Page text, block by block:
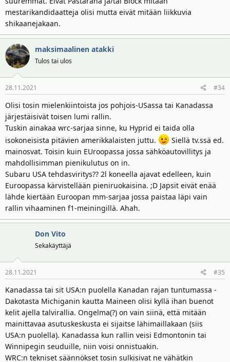
mestarikandidaatteja olisi mutta eivät mitään liikkuvia
shikaanejakaan.
maksimaalinen atakki
Tulos tai ulos
28.11.2021 #34
Olisi tosin mielenkiintoista jos pohjois-USassa tai Kanadassa
järjestäisivät toisen lumi rallin.
Tuskin ainakaa wrc-sarjaa sinne, ku Hyprid ei taida olla
isokoneisista pitävien amerikkalaisten juttu.
Siellä tv.ssä ed.
mainosvat. Toisin kuin EUroopassa jossa sähköautovillitys ja
mahdollisimman pienikulutus on in.
Subaru USA tehdasviritys?? 2l koneella ajavat edelleen, kuin
Euroopassa kärvistellään pieniruokaisina. ;D Japsit eivät enää
lähde kiertään Euroopan mm-sarjaa jossa paistaa läpi vain
rallin vihaaminen f1-meiningillä. Ahah.
Don Vito
Sekakäyttäjä
28.11.2021 #35
Kanadassa tai sit USA:n puolella Kanadan rajan tuntumassa -
Dakotasta Michiganin kautta Maineen olisi kyllä ihan buenot
kelit ajella talvirallia. Ongelma(?) on vain siinä, että mitään
mainittavaa asutuskeskusta ei sijaitse lähimaillakaan (siis
USA:n puolella). Kanadassa kun rallin veisi Edmontonin tai
Winnipegin seuduille, niin voisi onnistuakin.
WRC:n tekniset säännökset tosin sulkisivat ne vähätkin